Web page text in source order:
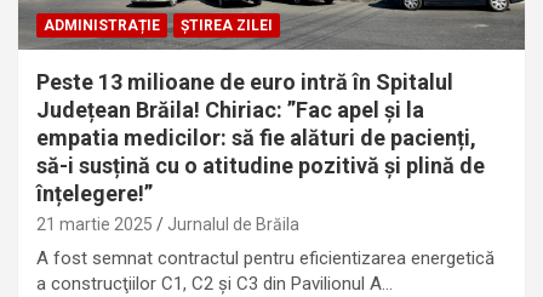
ADMINISTRAȚIE ȘTIREA ZILEI
Peste 13 milioane de euro intră în Spitalul
Județean Brăila! Chiriac: ”Fac apel și la
empatia medicilor: să fie alături de pacienți,
să-i susțină cu o atitudine pozitivă și plină de
înțelegere!”
21 martie 2025 Jurnalul de Brăila
A fost semnat contractul pentru eficientizarea energetică
a construcţiilor C1, C2 și C3 din Pavilionul A…